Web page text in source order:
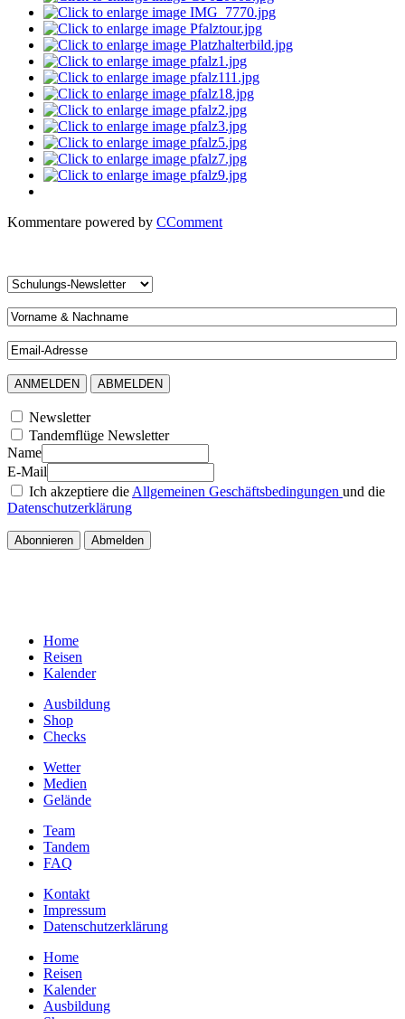
Kommentare powered by CComment
Newsletter
Tandemflüge Newsletter
Name
E-Mail
Ich akzeptiere die Allgemeinen Geschäftsbedingungen und die
Datenschutzerklärung
Home
Reisen
Kalender
Ausbildung
Shop
Checks
Wetter
Medien
Gelände
Team
Tandem
FAQ
Kontakt
Impressum
Datenschutzerklärung
Home
Reisen
Kalender
Ausbildung